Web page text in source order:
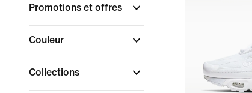
Promotions et offres
Couleur
Collections